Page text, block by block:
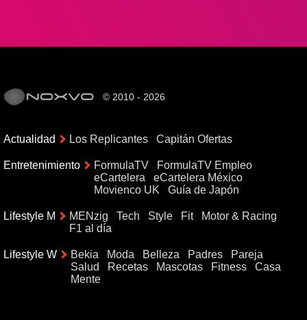
© 2010 - 2026
Actualidad Los Replicantes Capitán Ofertas
Entretenimiento FormulaTV
FormulaTV Empleo
eCartelera
eCartelera México
Movienco UK
Guía de Japón
Lifestyle M MENzig Tech Style Fit
Motor & Racing
F1 al día
Lifestyle W Bekia Moda Belleza Padres
Pareja
Salud
Recetas Mascotas Fitness
Casa
Mente